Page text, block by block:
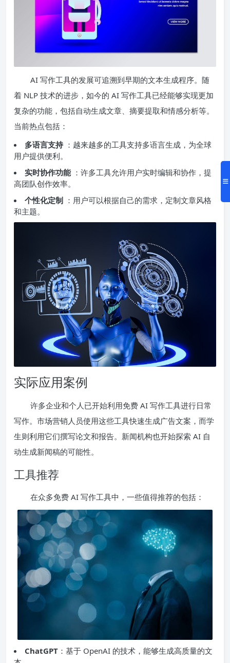
AI 写作工具的发展可追溯到早期的文本生成程序。随
着 NLP 技术的进步，如今的 AI 写作工具已经能够实现更加
复杂的功能，包括自动生成文章、摘要提取和情感分析等。
当前热点包括：
多语言支持 ：越来越多的工具支持多语言生成，为全球
用户提供便利。
实时协作功能 ：许多工具允许用户实时编辑和协作，提
高团队创作效率。
个性化定制 ：用户可以根据自己的需求，定制文章风格
和主题。
实际应用案例
许多企业和个人已开始利用免费 AI 写作工具进行日常
写作。市场营销人员使用这些工具快速生成广告文案，而学
生则利用它们撰写论文和报告。新闻机构也开始探索 AI 自
动生成新闻稿的可能性。
工具推荐
在众多免费 AI 写作工具中，一些值得推荐的包括：
ChatGPT ：基于 OpenAI 的技术，能够生成高质量的文